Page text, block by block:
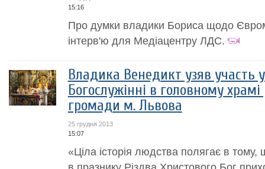
15:16
Про думки владики Бориса щодо
інтерв'ю для Медіацентру ЛДС.
Владика Венедикт узяв участь
Богослужінні в головному
громади м. Львова
25 грудня 2013
15:07
«Ціла історія людства полягає в